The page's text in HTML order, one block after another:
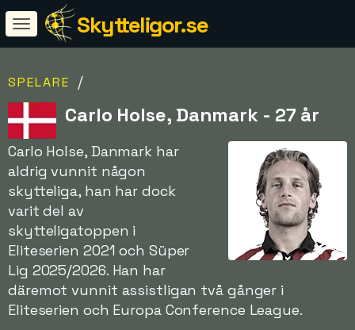
Skytteligor.se
SPELARE /
Carlo Holse, Danmark - 27 år
Carlo Holse, Danmark har
aldrig vunnit någon
skytteliga, han har dock
varit del av
skytteligatoppen i
Eliteserien 2021 och Süper
Lig 2025/2026. Han har
däremot vunnit assistligan två gånger i
Eliteserien och Europa Conference League.